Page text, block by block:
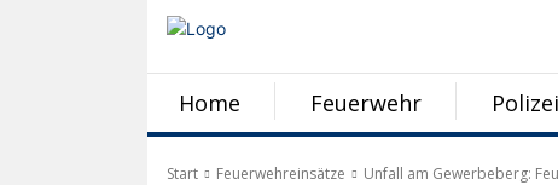
Home Feuerwehr Polizei
Start Feuerwehreinsätze Unfall am Gewerbeberg: